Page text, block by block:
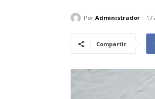
Por Administrador 17
Compartir